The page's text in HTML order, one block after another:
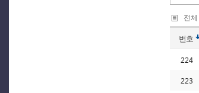
전체
번호
224
223